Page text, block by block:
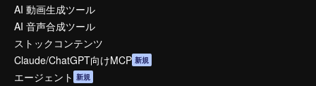
AI 動画生成ツール
AI 音声合成ツール
ストックコンテンツ
Claude/ChatGPT向けMCP 新規
エージェント 新規